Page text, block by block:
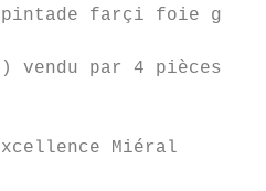
farçi foie
vendu par 4 pièces
Miéral